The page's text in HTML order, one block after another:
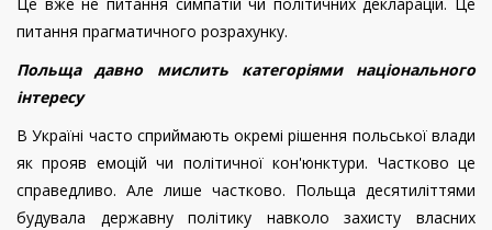
питання прагматичного розрахунку.
Польща давно мислить категоріями національного
інтересу
В Україні часто сприймають окремі рішення польської влади
як прояв емоцій чи політичної кон'юнктури. Частково це
справедливо. Але лише частково. Польща десятиліттями
будувала державну політику навколо захисту власних